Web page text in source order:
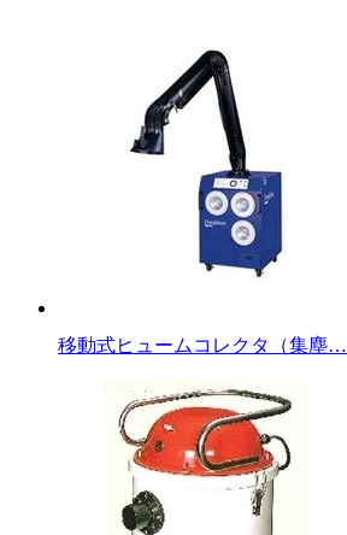
移動式ヒュームコレクタ（集塵…